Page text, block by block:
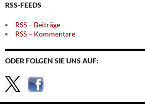
RSS-FEEDS
RSS – Beiträge
RSS – Kommentare
ODER FOLGEN SIE UNS AUF: